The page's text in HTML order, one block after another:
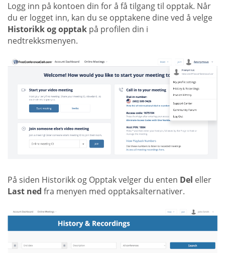
Logg inn på kontoen din for å få tilgang til opptak. Når
du er logget inn, kan du se opptakene dine ved å velge
Historikk og opptak på profilen din i
nedtrekksmenyen.
På siden Historikk og Opptak velger du enten Del eller
Last ned fra menyen med opptaksalternativer.